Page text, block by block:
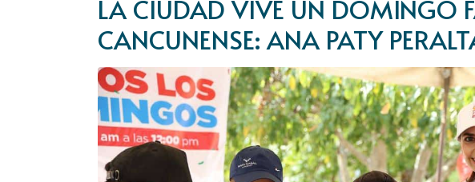
LA CIUDAD VIVE UN DOMINGO
CANCUNENSE: ANA PATY